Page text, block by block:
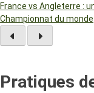
France vs Angleterre :
Championnat du monde
Pratiques